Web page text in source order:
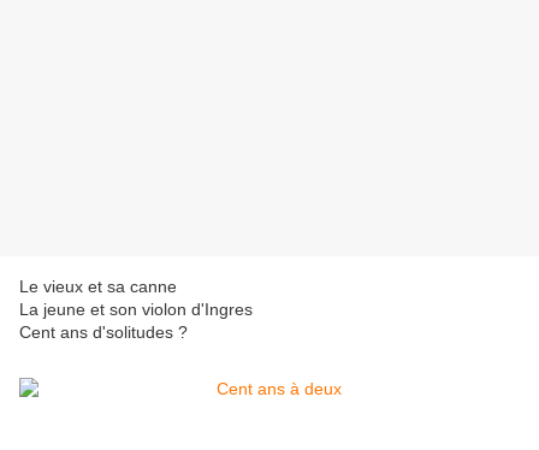
Le vieux et sa canne
La jeune et son violon d'Ingres
Cent ans d'solitudes ?